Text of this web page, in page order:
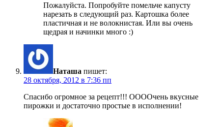
Пожалуйста. Попробуйте помельче капусту
нарезать в следующий раз. Картошка более
пластичная и не волокнистая. Или вы очень
щедрая и начинки много :)
Наташа пишет:
28 октября, 2012 в 7:36 пп
Спасибо огромное за рецепт!!! ООООчень вкусные
пирожки и достаточно простые в исполнении!